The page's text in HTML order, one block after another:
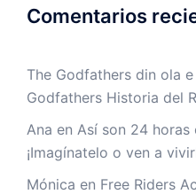
Comentarios
The Godfathers din ola
Godfathers Historia del
Ana en Así son 24 horas
¡Imagínatelo o ven a
Mónica en Free Riders